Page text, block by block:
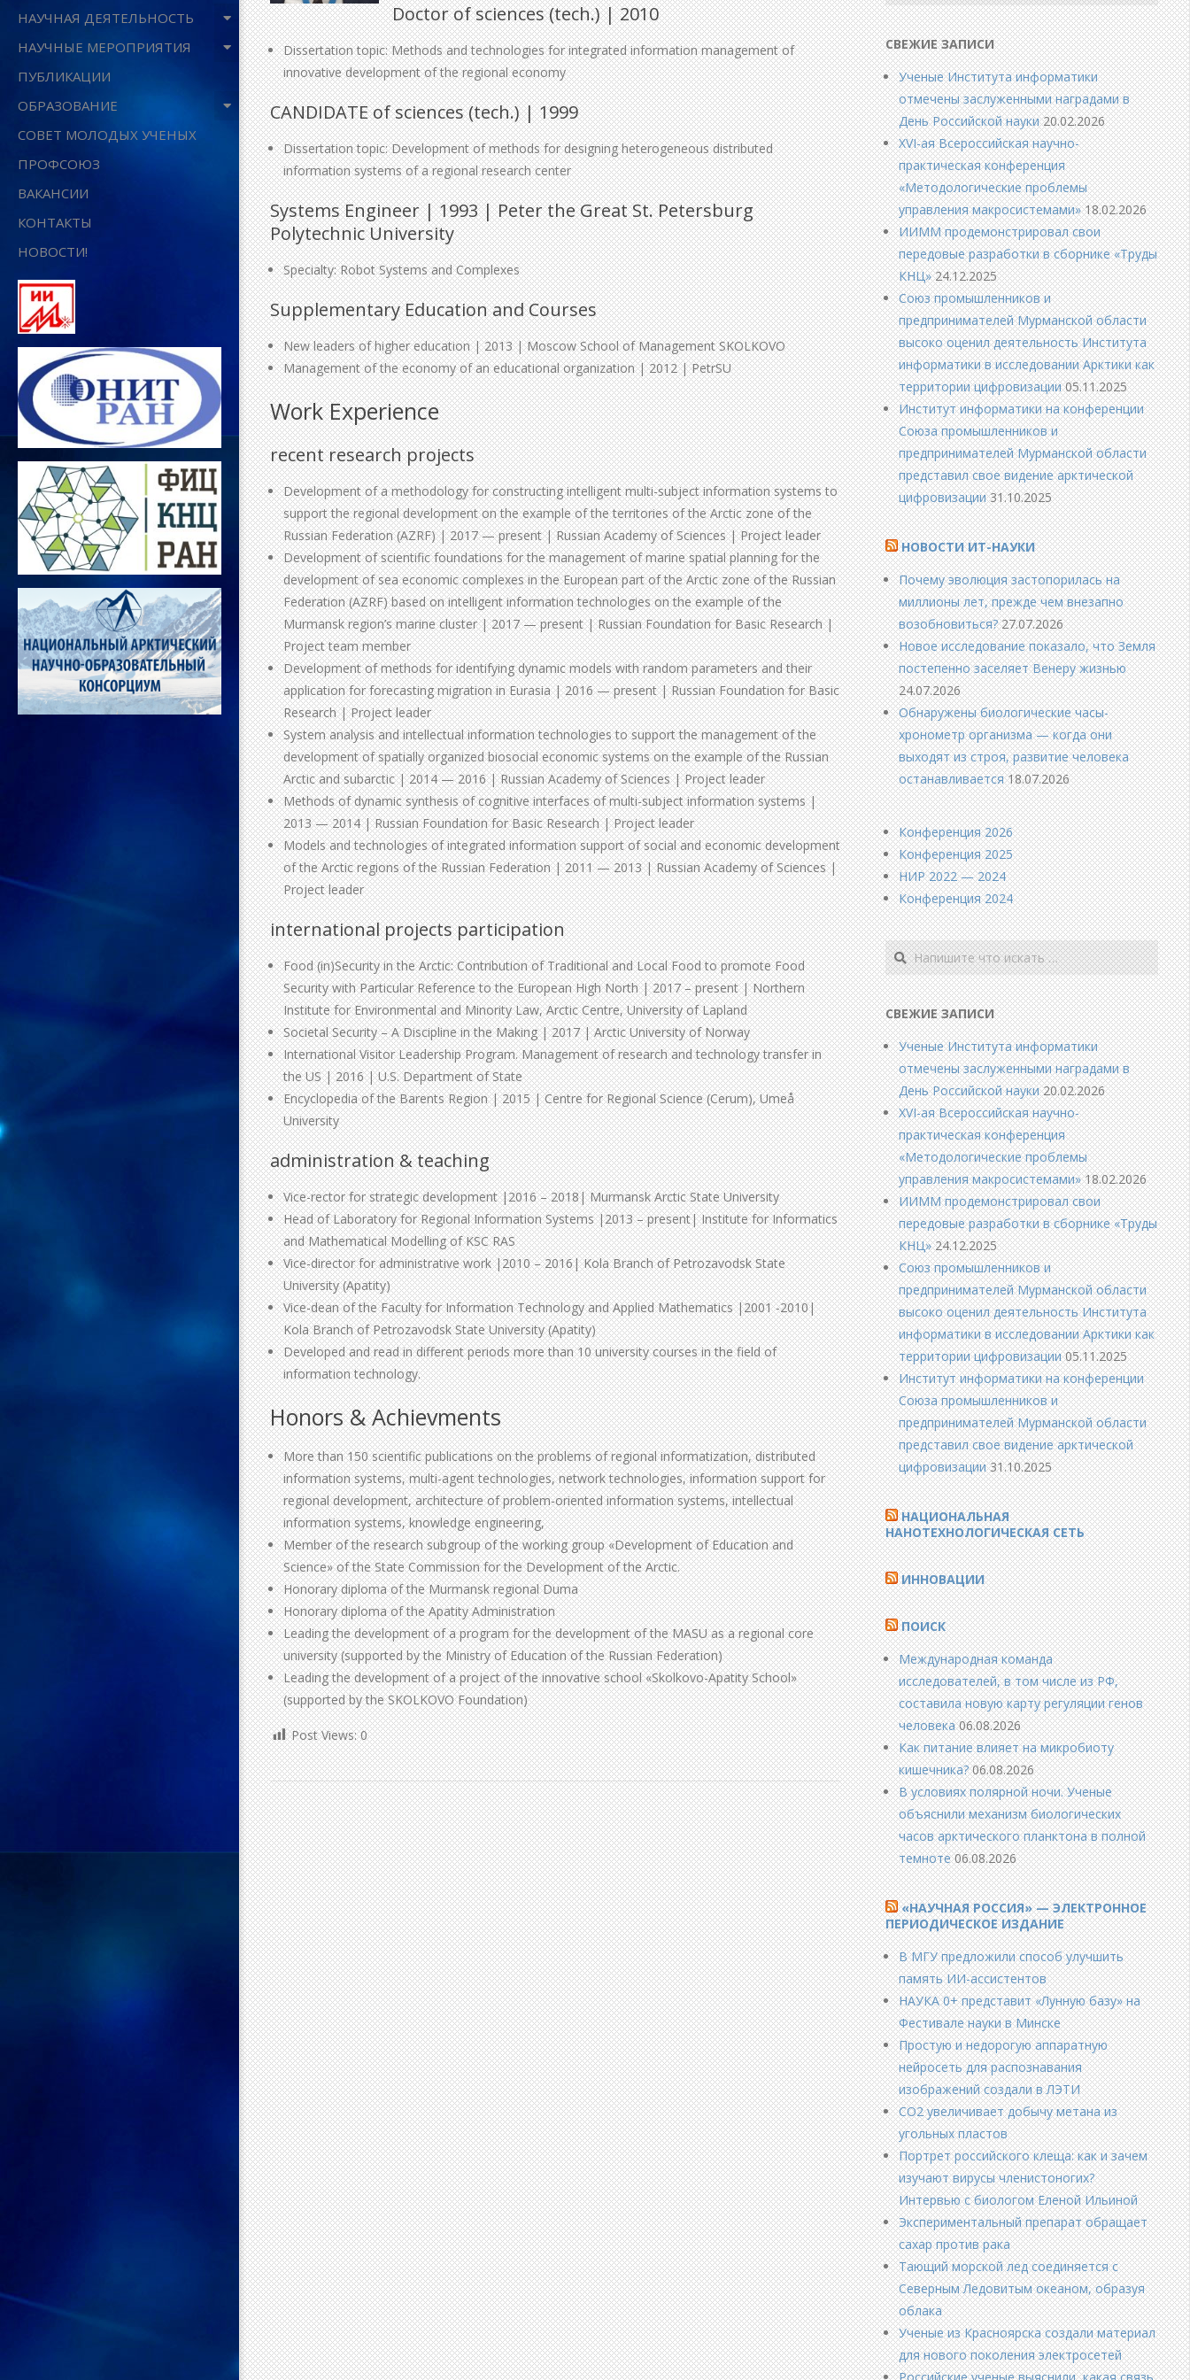
НАУЧНАЯ ДЕЯТЕЛЬНОСТЬ
НАУЧНЫЕ МЕРОПРИЯТИЯ
ПУБЛИКАЦИИ
ОБРАЗОВАНИЕ
СОВЕТ МОЛОДЫХ УЧЕНЫХ
ПРОФСОЮЗ
ВАКАНСИИ
КОНТАКТЫ
НОВОСТИ!
Doctor of sciences (tech.) | 2010
Dissertation topic: Methods and technologies for integrated information management of
innovative development of the regional economy
CANDIDATE of sciences (tech.) | 1999
Dissertation topic: Development of methods for designing heterogeneous distributed
information systems of a regional research center
Systems Engineer | 1993 | Peter the Great St. Petersburg
Polytechnic University
Specialty: Robot Systems and Complexes
Supplementary Education and Courses
New leaders of higher education | 2013 | Moscow School of Management SKOLKOVO
Management of the economy of an educational organization | 2012 | PetrSU
Work Experience
recent research projects
Development of a methodology for constructing intelligent multi-subject information systems to
support the regional development on the example of the territories of the Arctic zone of the
Russian Federation (AZRF) | 2017 — present | Russian Academy of Sciences | Project leader
Development of scientific foundations for the management of marine spatial planning for the
development of sea economic complexes in the European part of the Arctic zone of the Russian
Federation (AZRF) based on intelligent information technologies on the example of the
Murmansk region’s marine cluster | 2017 — present | Russian Foundation for Basic Research |
Project team member
Development of methods for identifying dynamic models with random parameters and their
application for forecasting migration in Eurasia | 2016 — present | Russian Foundation for Basic
Research | Project leader
System analysis and intellectual information technologies to support the management of the
development of spatially organized biosocial economic systems on the example of the Russian
Arctic and subarctic | 2014 — 2016 | Russian Academy of Sciences | Project leader
Methods of dynamic synthesis of cognitive interfaces of multi-subject information systems |
2013 — 2014 | Russian Foundation for Basic Research | Project leader
Models and technologies of integrated information support of social and economic development
of the Arctic regions of the Russian Federation | 2011 — 2013 | Russian Academy of Sciences |
Project leader
international projects participation
Food (in)Security in the Arctic: Contribution of Traditional and Local Food to promote Food
Security with Particular Reference to the European High North | 2017 – present | Northern
Institute for Environmental and Minority Law, Arctic Centre, University of Lapland
Societal Security – A Discipline in the Making | 2017 | Arctic University of Norway
International Visitor Leadership Program. Management of research and technology transfer in
the US | 2016 | U.S. Department of State
Encyclopedia of the Barents Region | 2015 | Centre for Regional Science (Cerum), Umeå
University
administration & teaching
Vice-rector for strategic development |2016 – 2018| Murmansk Arctic State University
Head of Laboratory for Regional Information Systems |2013 – present| Institute for Informatics
and Mathematical Modelling of KSC RAS
Vice-director for administrative work |2010 – 2016| Kola Branch of Petrozavodsk State
University (Apatity)
Vice-dean of the Faculty for Information Technology and Applied Mathematics |2001 -2010|
Kola Branch of Petrozavodsk State University (Apatity)
Developed and read in different periods more than 10 university courses in the field of
information technology.
Honors & Achievments
More than 150 scientific publications on the problems of regional informatization, distributed
information systems, multi-agent technologies, network technologies, information support for
regional development, architecture of problem-oriented information systems, intellectual
information systems, knowledge engineering,
Member of the research subgroup of the working group «Development of Education and
Science» of the State Commission for the Development of the Arctic.
Honorary diploma of the Murmansk regional Duma
Honorary diploma of the Apatity Administration
Leading the development of a program for the development of the MASU as a regional core
university (supported by the Ministry of Education of the Russian Federation)
Leading the development of a project of the innovative school «Skolkovo-Apatity School»
(supported by the SKOLKOVO Foundation)
Post Views: 0
2020-
03-
05
СВЕЖИЕ ЗАПИСИ
Ученые Института информатики
отмечены заслуженными наградами в
День Российской науки 20.02.2026
XVI-ая Всероссийская научно-
практическая конференция
«Методологические проблемы
управления макросистемами» 18.02.2026
ИИММ продемонстрировал свои
передовые разработки в сборнике «Труды
КНЦ» 24.12.2025
Союз промышленников и
предпринимателей Мурманской области
высоко оценил деятельность Института
информатики в исследовании Арктики как
территории цифровизации 05.11.2025
Институт информатики на конференции
Союза промышленников и
предпринимателей Мурманской области
представил свое видение арктической
цифровизации 31.10.2025
НОВОСТИ ИТ-НАУКИ
Почему эволюция застопорилась на
миллионы лет, прежде чем внезапно
возобновиться? 27.07.2026
Новое исследование показало, что Земля
постепенно заселяет Венеру жизнью
24.07.2026
Обнаружены биологические часы-
хронометр организма — когда они
выходят из строя, развитие человека
останавливается 18.07.2026
Конференция 2026
Конференция 2025
НИР 2022 — 2024
Конференция 2024
Поиск
СВЕЖИЕ ЗАПИСИ
Ученые Института информатики
отмечены заслуженными наградами в
День Российской науки 20.02.2026
XVI-ая Всероссийская научно-
практическая конференция
«Методологические проблемы
управления макросистемами» 18.02.2026
ИИММ продемонстрировал свои
передовые разработки в сборнике «Труды
КНЦ» 24.12.2025
Союз промышленников и
предпринимателей Мурманской области
высоко оценил деятельность Института
информатики в исследовании Арктики как
территории цифровизации 05.11.2025
Институт информатики на конференции
Союза промышленников и
предпринимателей Мурманской области
представил свое видение арктической
цифровизации 31.10.2025
НАЦИОНАЛЬНАЯ
НАНОТЕХНОЛОГИЧЕСКАЯ СЕТЬ
ИННОВАЦИИ
ПОИСК
Международная команда
исследователей, в том числе из РФ,
составила новую карту регуляции генов
человека 06.08.2026
Как питание влияет на микробиоту
кишечника? 06.08.2026
В условиях полярной ночи. Ученые
объяснили механизм биологических
часов арктического планктона в полной
темноте 06.08.2026
«НАУЧНАЯ РОССИЯ» — ЭЛЕКТРОННОЕ
ПЕРИОДИЧЕСКОЕ ИЗДАНИЕ
В МГУ предложили способ улучшить
память ИИ-ассистентов
НАУКА 0+ представит «Лунную базу» на
Фестивале науки в Минске
Простую и недорогую аппаратную
нейросеть для распознавания
изображений создали в ЛЭТИ
CO2 увеличивает добычу метана из
угольных пластов
Портрет российского клеща: как и зачем
изучают вирусы членистоногих?
Интервью с биологом Еленой Ильиной
Экспериментальный препарат обращает
сахар против рака
Тающий морской лед соединяется с
Северным Ледовитым океаном, образуя
облака
Ученые из Красноярска создали материал
для нового поколения электросетей